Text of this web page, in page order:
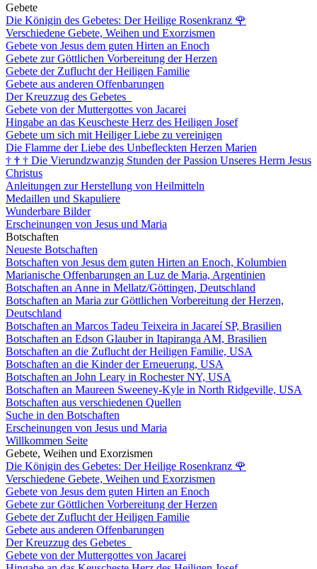
Gebete
Die Königin des Gebetes: Der Heilige Rosenkranz 🌹
Verschiedene Gebete, Weihen und Exorzismen
Gebete von Jesus dem guten Hirten an Enoch
Gebete zur Göttlichen Vorbereitung der Herzen
Gebete der Zuflucht der Heiligen Familie
Gebete aus anderen Offenbarungen
Der Kreuzzug des Gebetes
Gebete von der Muttergottes von Jacarei
Hingabe an das Keuscheste Herz des Heiligen Josef
Gebete um sich mit Heiliger Liebe zu vereinigen
Die Flamme der Liebe des Unbefleckten Herzen Marien
† † † Die Vierundzwanzig Stunden der Passion Unseres Herrn Jesus
Christus
Anleitungen zur Herstellung von Heilmitteln
Medaillen und Skapuliere
Wunderbare Bilder
Erscheinungen von Jesus und Maria
Botschaften
Neueste Botschaften
Botschaften von Jesus dem guten Hirten an Enoch, Kolumbien
Marianische Offenbarungen an Luz de Maria, Argentinien
Botschaften an Anne in Mellatz/Göttingen, Deutschland
Botschaften an Maria zur Göttlichen Vorbereitung der Herzen,
Deutschland
Botschaften an Marcos Tadeu Teixeira in Jacareí SP, Brasilien
Botschaften an Edson Glauber in Itapiranga AM, Brasilien
Botschaften an die Zuflucht der Heiligen Familie, USA
Botschaften an die Kinder der Erneuerung, USA
Botschaften an John Leary in Rochester NY, USA
Botschaften an Maureen Sweeney-Kyle in North Ridgeville, USA
Botschaften aus verschiedenen Quellen
Suche in den Botschaften
Erscheinungen von Jesus und Maria
Willkommen Seite
Gebete, Weihen und Exorzismen
Die Königin des Gebetes: Der Heilige Rosenkranz 🌹
Verschiedene Gebete, Weihen und Exorzismen
Gebete von Jesus dem guten Hirten an Enoch
Gebete zur Göttlichen Vorbereitung der Herzen
Gebete der Zuflucht der Heiligen Familie
Gebete aus anderen Offenbarungen
Der Kreuzzug des Gebetes
Gebete von der Muttergottes von Jacarei